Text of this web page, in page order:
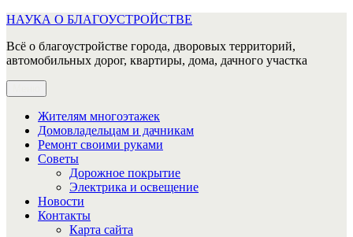
Перейти
содержимому
НАУКА О БЛАГОУСТРОЙСТВЕ
Всё о благоустройстве города, дворовых территорий,
автомобильных дорог, квартиры, дома, дачного участка
Жителям многоэтажек
Домовладельцам и дачникам
Ремонт своими руками
Советы
Дорожное покрытие
Электрика и освещение
Новости
Контакты
Карта сайта